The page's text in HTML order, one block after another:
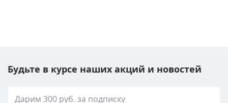
Будьте в курсе наших акций и новостей